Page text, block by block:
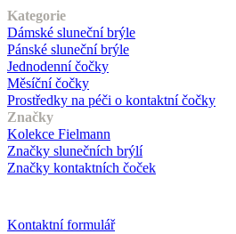
Kategorie
Dámské sluneční brýle
Pánské sluneční brýle
Jednodenní čočky
Měsíční čočky
Prostředky na péči o kontaktní čočky
Značky
Kolekce Fielmann
Značky slunečních brýlí
Značky kontaktních čoček
Kontaktní formulář